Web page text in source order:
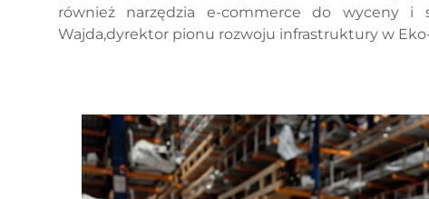
również narzędzia e-commerce do wyceny i
Wajda,dyrektor pionu rozwoju infrastruktury w